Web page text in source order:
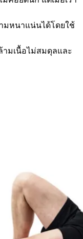
มหนาแน่นได้โดยใช้
ามเนื้อไม่สมดุลและ